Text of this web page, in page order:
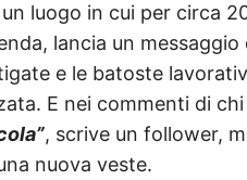
luogo in cui per circa
lancia un messaggio
e le batoste
E nei commenti di
, scrive un follower,
nuova veste.